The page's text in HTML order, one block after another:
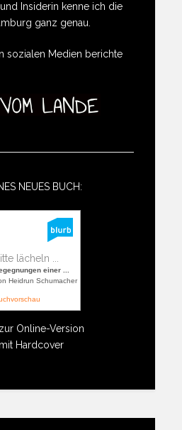
Insiderin kenne ich die
ganz genau.
sozialen Medien berichte
NEUES BUCH:
lächeln ...
einer ...
Heidrun Schumacher
Online-Version
Hardcover